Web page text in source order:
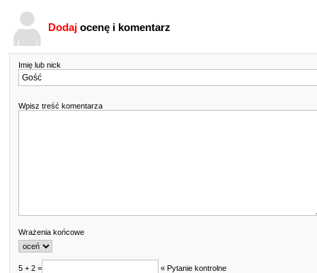
Dodaj ocenę i komentarz
Imię lub nick
Wpisz treść komentarza
Wrażenia końcowe
5 + 2 = « Pytanie kontrolne